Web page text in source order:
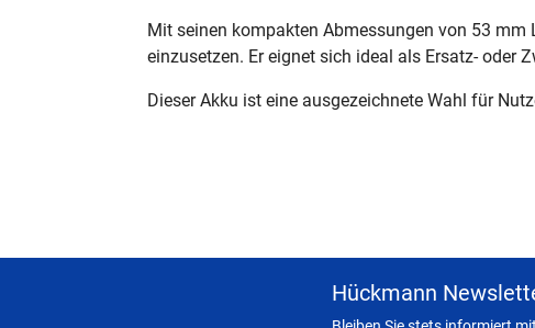
Mit seinen kompakten Abmessungen von 53
einzusetzen. Er eignet sich ideal als Ersatz- oder
Dieser Akku ist eine ausgezeichnete Wahl für
Hückmann